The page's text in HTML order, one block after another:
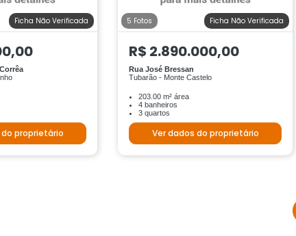
Ficha Não Verificada
proprietário
5 Fotos Ficha Não Verificada
R$ 2.890.000,00
Rua José Bressan
Tubarão - Monte Castelo
203.00 m² área
4 banheiros
3 quartos
Ver dados do proprietário